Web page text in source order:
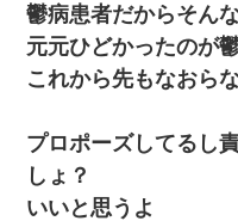
鬱病患者だからそん
元元ひどかったのが
これから先もなおら
プロポーズしてるし
しょ？
いいと思うよ